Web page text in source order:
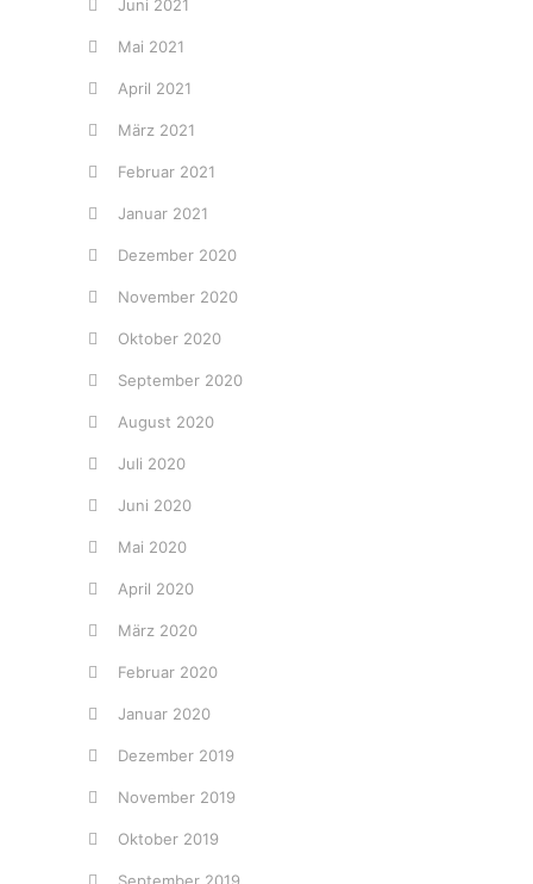
Juni 2021
Mai 2021
April 2021
März 2021
Februar 2021
Januar 2021
Dezember 2020
November 2020
Oktober 2020
September 2020
August 2020
Juli 2020
Juni 2020
Mai 2020
April 2020
März 2020
Februar 2020
Januar 2020
Dezember 2019
November 2019
Oktober 2019